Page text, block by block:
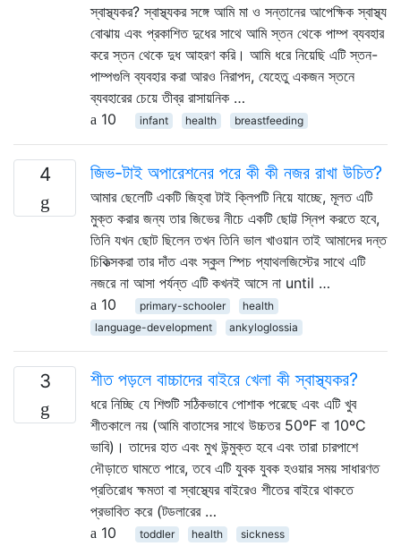
স্বাস্থ্যকর? স্বাস্থ্যকর সঙ্গে আমি মা ও সন্তানের আপেক্ষিক স্বাস্থ্য
বোঝায় এবং প্রকাশিত দুধের সাথে আমি স্তন থেকে পাম্প ব্যবহার
করে স্তন থেকে দুধ আহরণ করি। আমি ধরে নিয়েছি এটি স্তন-
পাম্পগুলি ব্যবহার করা আরও নিরাপদ, যেহেতু একজন স্তনে
ব্যবহারের চেয়ে তীব্র রাসায়নিক …
10
infant health breastfeeding
4 জিভ-টাই অপারেশনের পরে কী কী নজর রাখা উচিত?
আমার ছেলেটি একটি জিহ্বা টাই ক্লিপটি নিয়ে যাচ্ছে, মূলত এটি
মুক্ত করার জন্য তার জিভের নীচে একটি ছোট্ট স্নিপ করতে হবে,
তিনি যখন ছোট ছিলেন তখন তিনি ভাল খাওয়ান তাই আমাদের দন্ত
চিকিত্সকরা তার দাঁত এবং স্কুল স্পিচ প্যাথলজিস্টের সাথে এটি
নজরে না আসা পর্যন্ত এটি কখনই আসে না until …
10
primary-schooler
health
language-development
ankyloglossia
3 শীত পড়লে বাচ্চাদের বাইরে খেলা কী স্বাস্থ্যকর?
ধরে নিচ্ছি যে শিশুটি সঠিকভাবে পোশাক পরেছে এবং এটি খুব
শীতকালে নয় (আমি বাতাসের সাথে উচ্চতর 50ºF বা 10ºC
ভাবি)। তাদের হাত এবং মুখ উন্মুক্ত হবে এবং তারা চারপাশে
দৌড়াতে ঘামতে পারে, তবে এটি যুবক যুবক হওয়ার সময় সাধারণত
প্রতিরোধ ক্ষমতা বা স্বাস্থ্যের বাইরেও শীতের বাইরে থাকতে
প্রভাবিত করে (টডলারের …
10
toddler health sickness